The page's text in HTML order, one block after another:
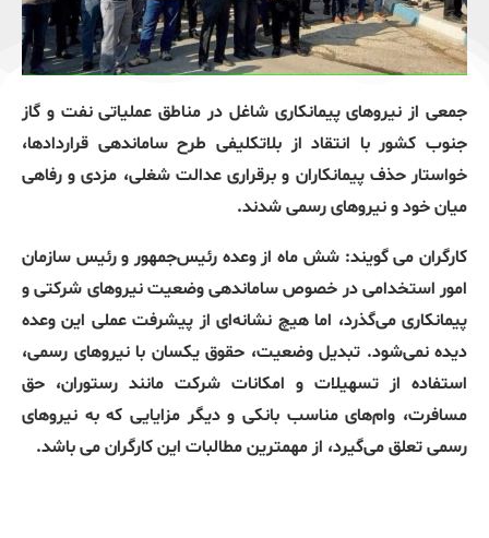
جمعی از نیروهای پیمانکاری شاغل در مناطق عملیاتی نفت و گاز
جنوب کشور با انتقاد از بلاتکلیفی طرح ساماندهی قراردادها،
خواستار حذف پیمانکاران و برقراری عدالت شغلی، مزدی و رفاهی
میان خود و نیروهای رسمی شدند.
کارگران می گویند: شش ماه از وعده رئیس‌جمهور و رئیس سازمان
امور استخدامی در خصوص ساماندهی وضعیت نیروهای شرکتی و
پیمانکاری می‌گذرد، اما هیچ نشانه‌ای از پیشرفت عملی این وعده
دیده نمی‌شود. تبدیل وضعیت، حقوق یکسان با نیروهای رسمی،
استفاده از تسهیلات و امکانات شرکت مانند رستوران، حق
مسافرت، وام‌های مناسب بانکی و دیگر مزایایی که به نیروهای
رسمی تعلق می‌گیرد، از مهمترین مطالبات این کارگران می باشد.